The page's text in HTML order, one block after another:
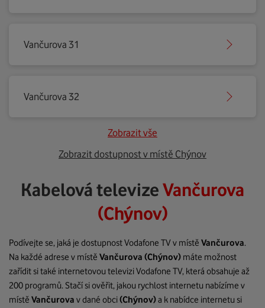
Vančurova 31
Vančurova 32
Zobrazit vše
Zobrazit dostupnost v místě Chýnov
Kabelová televizeVančurova
(Chýnov)
Podívejte se, jaká je dostupnost Vodafone TV v místě Vančurova.
Na každé adrese v místě Vančurova (Chýnov) máte možnost
zařídit si také internetovou televizi Vodafone TV, která obsahuje až
200 programů. Stačí si ověřit, jakou rychlost internetu nabízíme v
místě Vančurova v dané obci(Chýnov)a k nabídce internetu si